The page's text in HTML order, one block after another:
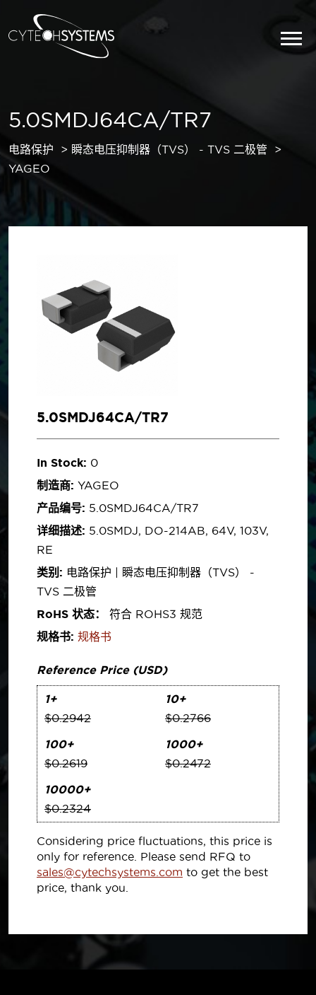
5.0SMDJ64CA/TR7
电路保护
瞬态电压抑制器（TVS） - TVS 二极管
YAGEO
5.0SMDJ64CA/TR7
In Stock: 0
制造商: YAGEO
产品编号: 5.0SMDJ64CA/TR7
详细描述: 5.0SMDJ, DO-214AB, 64V, 103V,
RE
类别: 电路保护 | 瞬态电压抑制器（TVS） -
TVS 二极管
RoHS 状态：
符合 ROHS3 规范
规格书: 规格书
Reference Price (USD)
1+
$0.2942
10+
$0.2766
100+
$0.2619
1000+
$0.2472
10000+
$0.2324
Considering price fluctuations, this price is
only for reference. Please send RFQ to
sales@cytechsystems.com to get the best
price, thank you.